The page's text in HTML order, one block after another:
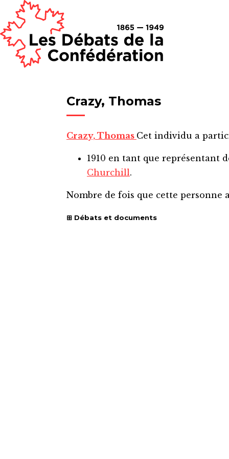
Crazy, Thomas
Crazy, Thomas Cet individu a
1910 en tant que représentant
Churchill.
Nombre de fois que cette personne
Débats et documents